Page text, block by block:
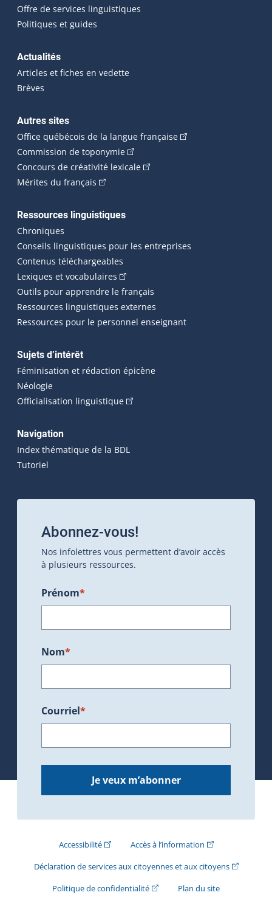
Offre de services linguistiques
Politiques et guides
Actualités
Articles et fiches en vedette
Brèves
Autres sites
Office québécois de la langue française(Cet hyperlien
Commission de toponymie(Cet hyperlien externe s'ouvrira
Concours de créativité lexicale(Cet hyperlien externe
Mérites du français (Cet hyperlien externe s'ouvrira dans une
Ressources linguistiques
Chroniques
Conseils linguistiques pour les entreprises
Contenus téléchargeables
Lexiques et vocabulaires (Cet hyperlien externe s'ouvrira
Outils pour apprendre le français
Ressources linguistiques externes
Ressources pour le personnel enseignant
Sujets d’intérêt
Féminisation et rédaction épicène
Néologie
Officialisation linguistique(Cet hyperlien externe s'ouvrira
Navigation
Index thématique de la BDL
Tutoriel
Abonnez-vous!
Nos infolettres vous permettent d’avoir accès
à plusieurs ressources.
Prénom*
Nom*
Courriel*
Je veux m’abonner
Accessibilité(Cet hyperlien externe s'ouvrira dans une
Accès à l’information(Cet hyperlien
Déclaration de services aux citoyennes et aux citoyens(Cet
Politique de confidentialité(Cet hyperlien externe s'ouvrira
Plan du site